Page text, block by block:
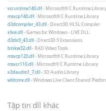
vcruntime140.dll- Microsoft® C Runtime
msvcp140.dll- Microsoft® C Runtime Library
d3dcompiler_43.dll- Direct3D HLSL Compiler
xlive.dll- Games for Windows - LIVE DLL
d3dx9_43.dll- Direct3D 9 Extensions
binkw32.dll- RAD Video Tools
msvcp120.dll- Microsoft® C Runtime Library
msvcr110.dll- Microsoft® C Runtime Library
x3daudio1_7.dll- 3D Audio Library
wldcore.dll- Windows Live Client Shared
Tập tin dll khác